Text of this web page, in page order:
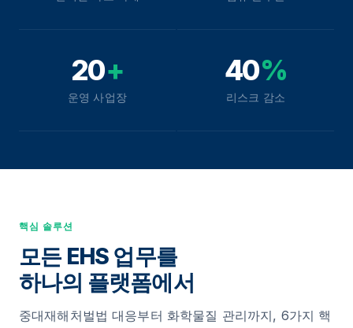
20+
운영 사업장
40%
리스크 감소
핵심 솔루션
모든 EHS 업무를
하나의 플랫폼에서
중대재해처벌법 대응부터 화학물질 관리까지, 6가지 핵